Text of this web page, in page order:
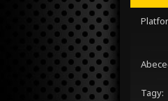
Tagy: